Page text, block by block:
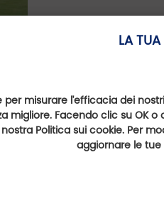
LA
per misurare l'efficacia dei
migliore. Facendo clic su OK
Politica sui cookie. Per
aggiornare le tue